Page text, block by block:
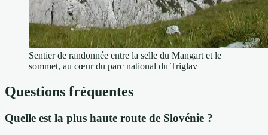
Sentier de randonnée entre la selle du Mangart et le
sommet, au cœur du parc national du Triglav
Questions fréquentes
Quelle est la plus haute route de Slovénie ?